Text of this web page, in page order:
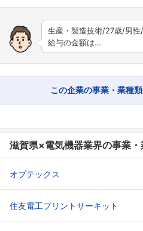
生産・製造技術/27歳/男性
給与の金額は…
この企業の事業・業種
滋賀県×電気機器業界の事業
オプテックス
住友電工プリントサーキット